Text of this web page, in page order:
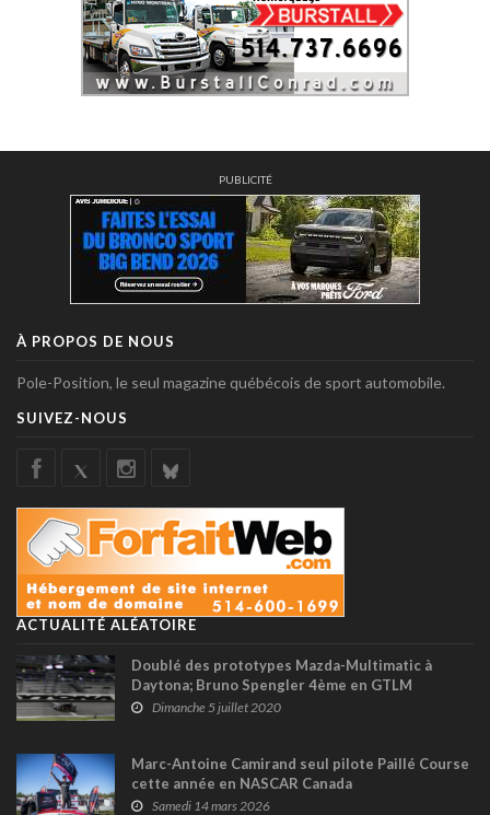
PUBLICITÉ
À PROPOS DE NOUS
Pole-Position, le seul magazine québécois de sport automobile.
SUIVEZ-NOUS
ACTUALITÉ ALÉATOIRE
Doublé des prototypes Mazda-Multimatic à
Daytona; Bruno Spengler 4ème en GTLM
Dimanche 5 juillet 2020
Marc-Antoine Camirand seul pilote Paillé Course
cette année en NASCAR Canada
Samedi 14 mars 2026